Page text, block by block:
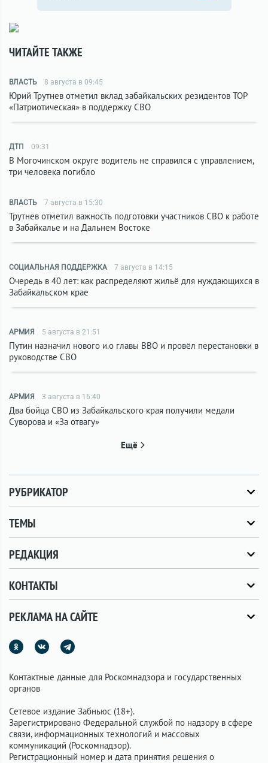
ЧИТАЙТЕ ТАКЖЕ
ВЛАСТЬ 8 августа в 09:45
Юрий Трутнев отметил вклад забайкальских резидентов ТОР
«Патриотическая» в поддержку СВО
ДТП 09:31
В Могочинском округе водитель не справился с управлением,
три человека погибло
ВЛАСТЬ 7 августа в 15:30
Трутнев отметил важность подготовки участников СВО к работе
в Забайкалье и на Дальнем Востоке
СОЦИАЛЬНАЯ ПОДДЕРЖКА 7 августа в 14:15
Очередь в 40 лет: как распределяют жильё для нуждающихся в
Забайкальском крае
АРМИЯ 5 августа в 21:51
Путин назначил нового и.о главы ВВО и провёл перестановки в
руководстве СВО
АРМИЯ 3 августа в 16:40
Два бойца СВО из Забайкальского края получили медали
Суворова и «За отвагу»
Ещё
РУБРИКАТОР
ТЕМЫ
РЕДАКЦИЯ
КОНТАКТЫ
РЕКЛАМА НА САЙТЕ
Контактные данные для Роскомнадзора и государственных
органов
Сетевое издание Забньюс (18+).
Зарегистрировано Федеральной службой по надзору в сфере
связи, информационных технологий и массовых
коммуникаций (Роскомнадзор).
Регистрационный номер и дата принятия решения о